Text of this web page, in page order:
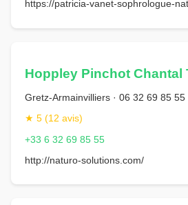
https://patricia-vanet-sophrologue-
Hoppley Pinchot
Gretz-Armainvilliers · 06 32 69 85
★ 5 (12 avis)
+33 6 32 69 85 55
http://naturo-solutions.com/